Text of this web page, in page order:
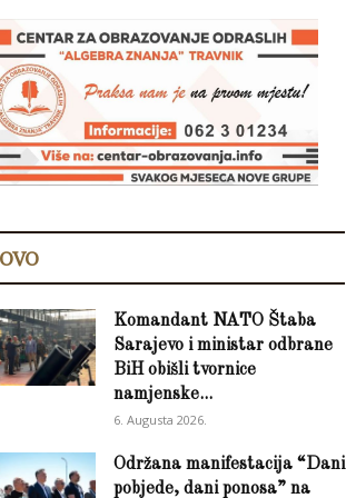
Komandant NATO Štaba
Sarajevo i ministar odbrane
BiH obišli tvornice
namjenske...
6. Augusta 2026.
Održana manifestacija “Dani
pobjede, dani ponosa” na